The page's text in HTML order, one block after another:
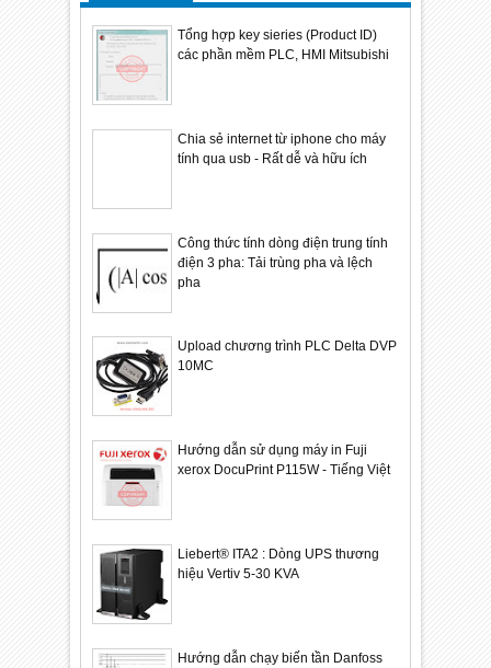
Tổng hợp key sieries (Product ID)
các phần mềm PLC, HMI Mitsubishi
Chia sẻ internet từ iphone cho máy
tính qua usb - Rất dễ và hữu ích
Công thức tính dòng điện trung tính
điện 3 pha: Tải trùng pha và lệch
pha
Upload chương trình PLC Delta DVP
10MC
Hướng dẫn sử dụng máy in Fuji
xerox DocuPrint P115W - Tiếng Việt
Liebert® ITA2 : Dòng UPS thương
hiệu Vertiv 5-30 KVA
Hướng dẫn chạy biến tần Danfoss